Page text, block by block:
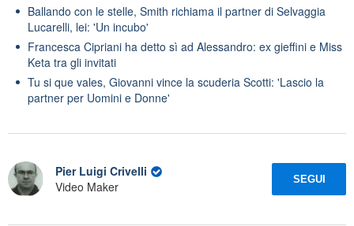
Ballando con le stelle, Smith richiama il partner di Selvaggia
Lucarelli, lei: 'Un incubo'
Francesca Cipriani ha detto sì ad Alessandro: ex gieffini e Miss
Keta tra gli invitati
Tu si que vales, Giovanni vince la scuderia Scotti: 'Lascio la
partner per Uomini e Donne'
Pier Luigi Crivelli
Video Maker
SEGUI